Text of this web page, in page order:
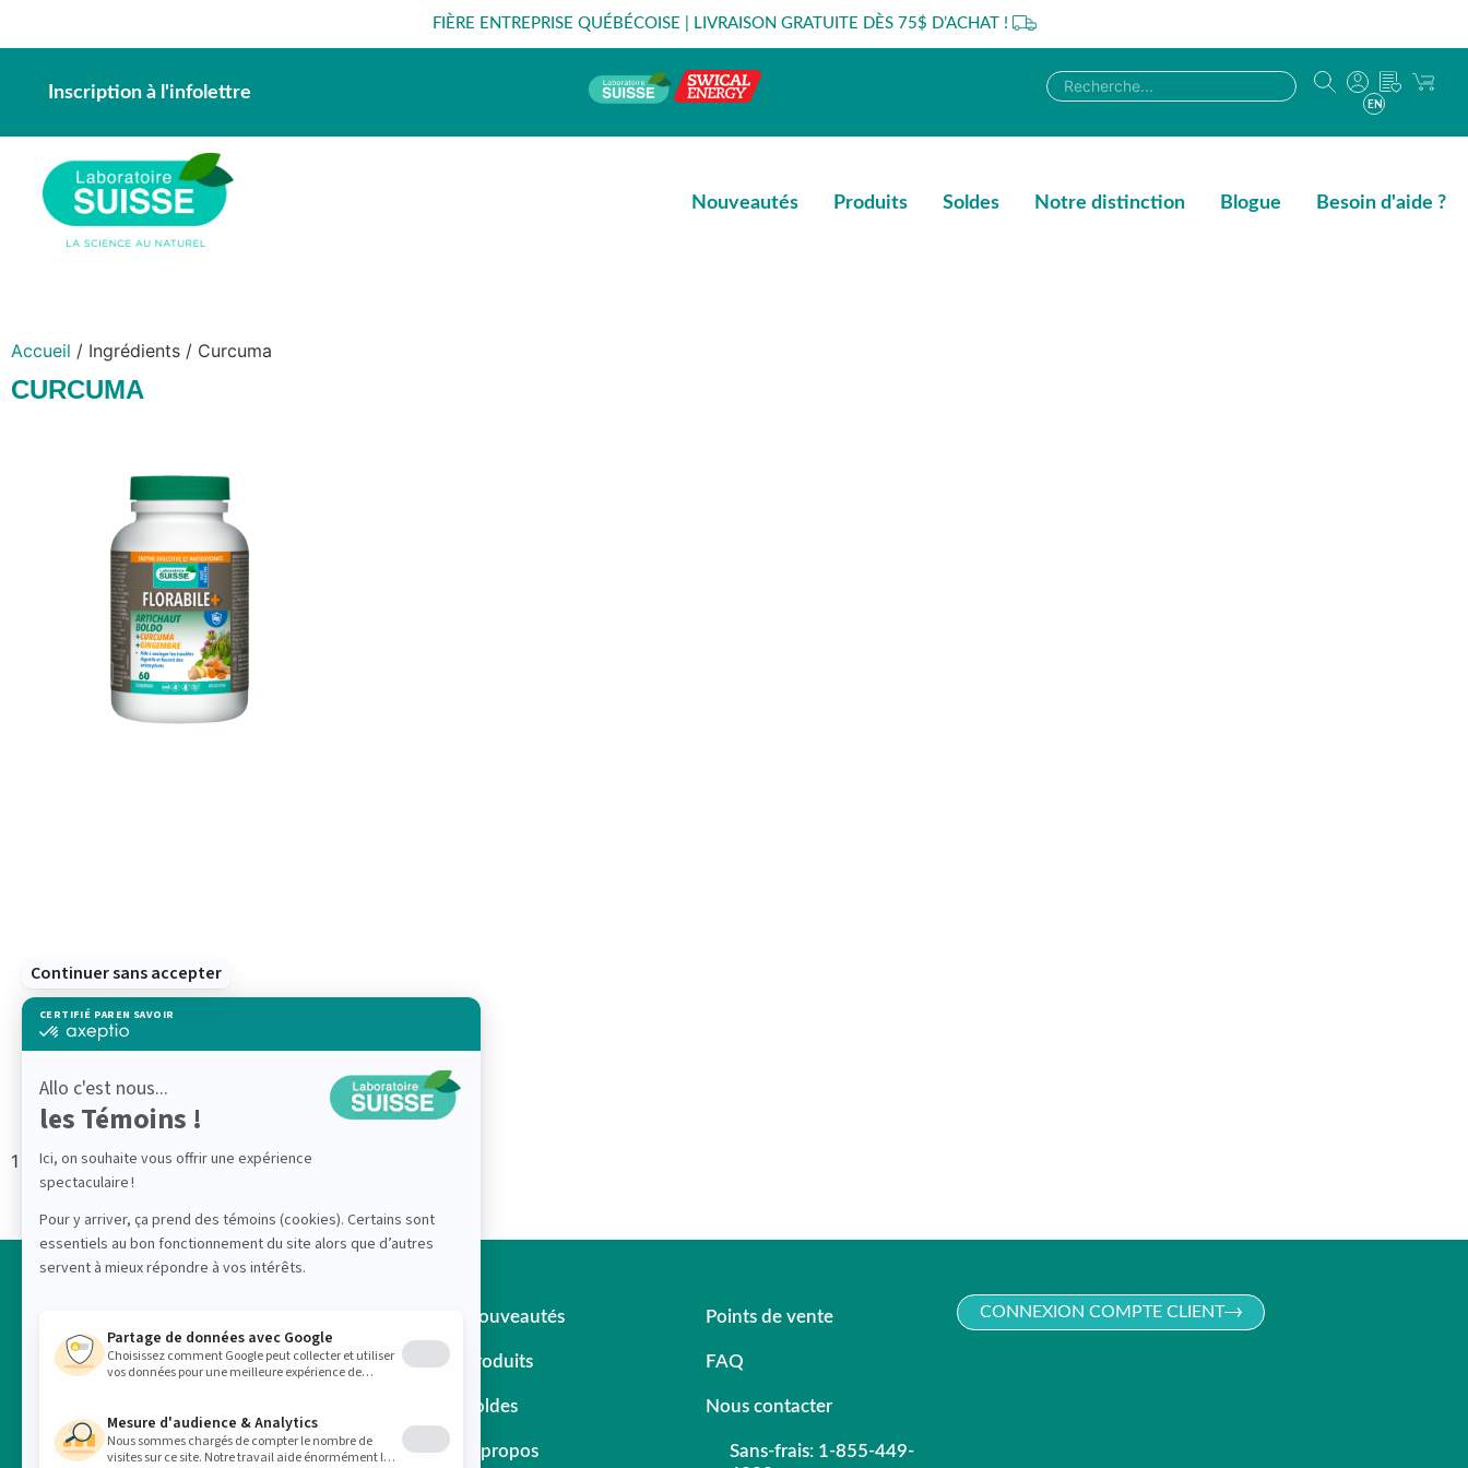
FIÈRE ENTREPRISE QUÉBÉCOISE | LIVRAISON GRATUITE DÈS 75$ D’ACHAT !
Inscription à l'infolettre
EN
Nouveautés Produits Soldes Notre distinction Blogue Besoin d'aide ?
Accueil / Ingrédients / Curcuma
CURCUMA
EN SOLDE – FLORABILE +
Nouveautés
Produits
Soldes
À propos
Points de vente
FAQ
Nous contacter
Sans-frais: 1-855-449-
CONNEXION COMPTE CLIENT